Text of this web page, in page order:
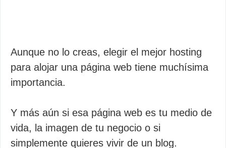
Aunque no lo creas, elegir el mejor hosting
para alojar una página web tiene muchísima
importancia.
Y más aún si esa página web es tu medio de
vida, la imagen de tu negocio o si
simplemente quieres vivir de un blog.